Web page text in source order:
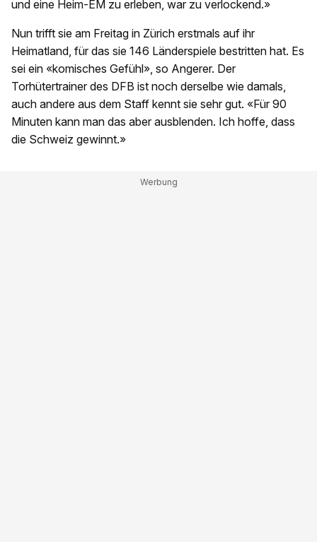
und eine Heim-EM zu erleben, war zu verlockend.»
Nun trifft sie am Freitag in Zürich erstmals auf ihr
Heimatland, für das sie 146 Länderspiele bestritten hat. Es
sei ein «komisches Gefühl», so Angerer. Der
Torhütertrainer des DFB ist noch derselbe wie damals,
auch andere aus dem Staff kennt sie sehr gut. «Für 90
Minuten kann man das aber ausblenden. Ich hoffe, dass
die Schweiz gewinnt.»